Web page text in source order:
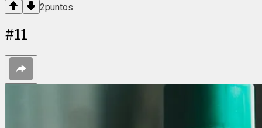
2puntos
#11